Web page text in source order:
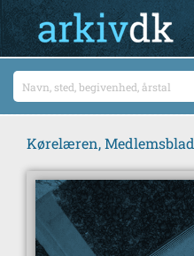
Kørelæren, Medlemsblad